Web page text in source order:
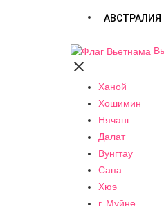
АВСТРАЛИЯ

Ханой
Хошимин
Нячанг
Далат
Вунгтау
Сапа
Хюэ
г. Муйне